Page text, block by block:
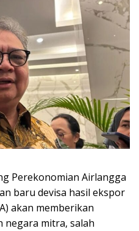
Perekonomian Airlangga
baru devisa hasil ekspor
akan memberikan
negara mitra, salah